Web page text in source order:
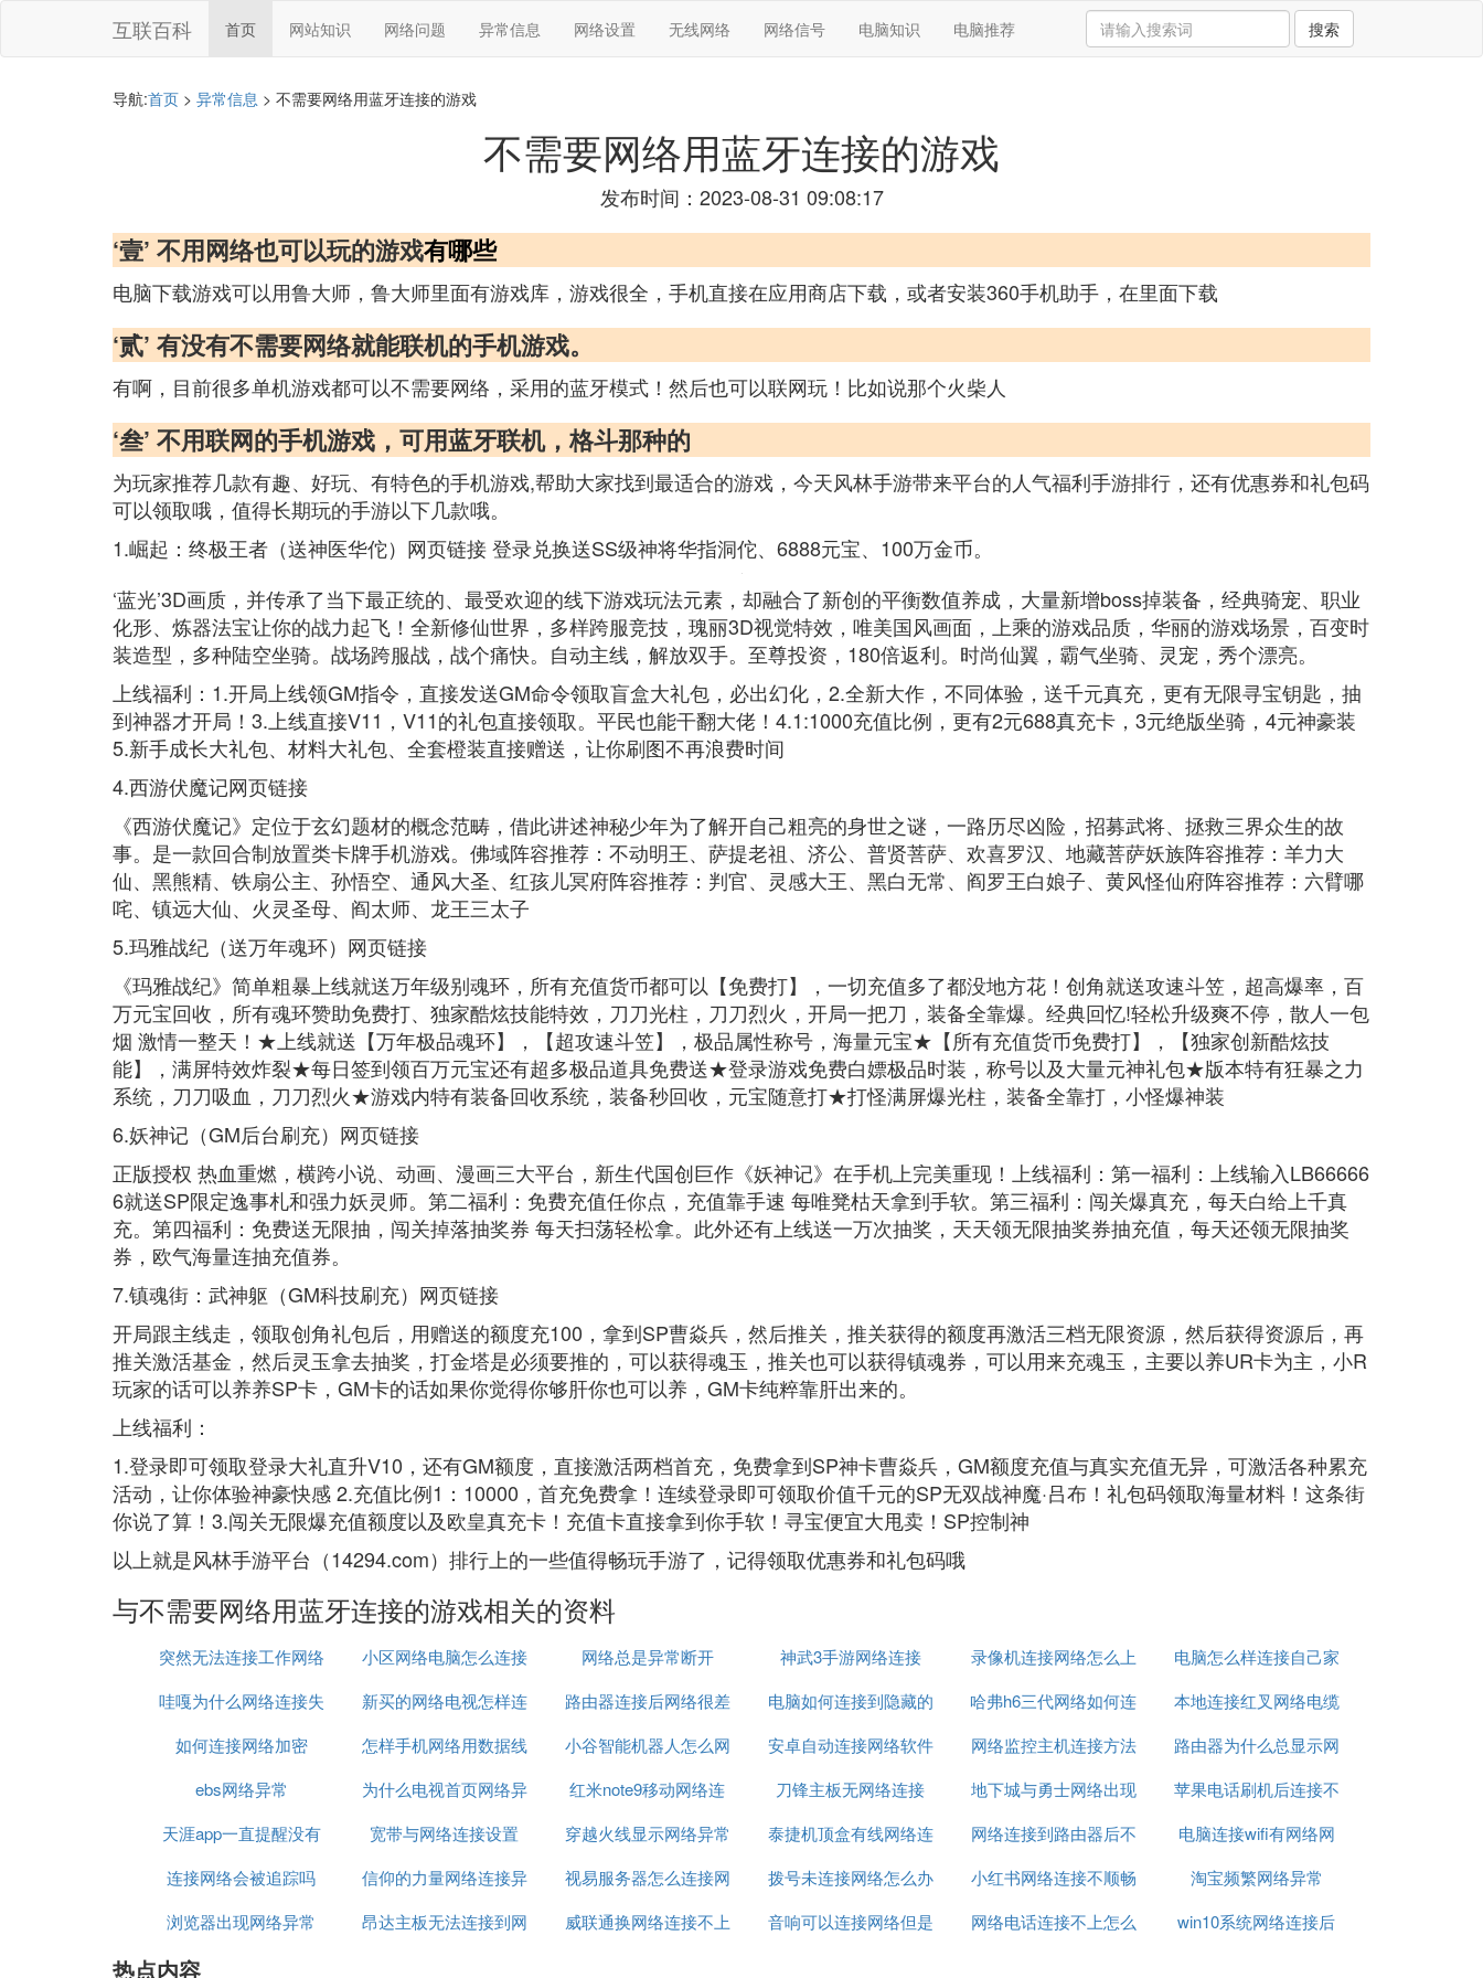
互联百科 首页 网站知识 网络问题 异常信息 网络设置 无线网络 网络信号 电脑知识 电脑推荐 搜索
导航:首页 > 异常信息 > 不需要网络用蓝牙连接的游戏
不需要网络用蓝牙连接的游戏
发布时间：2023-08-31 09:08:17
‘壹’ 不用网络也可以玩的游戏有哪些
电脑下载游戏可以用鲁大师，鲁大师里面有游戏库，游戏很全，手机直接在应用商店下载，或者安装360手机助手，在里面下载
‘贰’ 有没有不需要网络就能联机的手机游戏。
有啊，目前很多单机游戏都可以不需要网络，采用的蓝牙模式！然后也可以联网玩！比如说那个火柴人
‘叁’ 不用联网的手机游戏，可用蓝牙联机，格斗那种的
为玩家推荐几款有趣、好玩、有特色的手机游戏,帮助大家找到最适合的游戏，今天风林手游带来平台的人气福利手游排行，还有优惠券和礼包码
可以领取哦，值得长期玩的手游以下几款哦。
1.崛起：终极王者（送神医华佗）网页链接 登录兑换送SS级神将华指洞佗、6888元宝、100万金币。
‘蓝光’3D画质，并传承了当下最正统的、最受欢迎的线下游戏玩法元素，却融合了新创的平衡数值养成，大量新增boss掉装备，经典骑宠、职业
化形、炼器法宝让你的战力起飞！全新修仙世界，多样跨服竞技，瑰丽3D视觉特效，唯美国风画面，上乘的游戏品质，华丽的游戏场景，百变时
装造型，多种陆空坐骑。战场跨服战，战个痛快。自动主线，解放双手。至尊投资，180倍返利。时尚仙翼，霸气坐骑、灵宠，秀个漂亮。
上线福利：1.开局上线领GM指令，直接发送GM命令领取盲盒大礼包，必出幻化，2.全新大作，不同体验，送千元真充，更有无限寻宝钥匙，抽
到神器才开局！3.上线直接V11，V11的礼包直接领取。平民也能干翻大佬！4.1:1000充值比例，更有2元688真充卡，3元绝版坐骑，4元神豪装
5.新手成长大礼包、材料大礼包、全套橙装直接赠送，让你刷图不再浪费时间
4.西游伏魔记网页链接
《西游伏魔记》定位于玄幻题材的概念范畴，借此讲述神秘少年为了解开自己粗亮的身世之谜，一路历尽凶险，招募武将、拯救三界众生的故
事。是一款回合制放置类卡牌手机游戏。佛域阵容推荐：不动明王、萨提老祖、济公、普贤菩萨、欢喜罗汉、地藏菩萨妖族阵容推荐：羊力大
仙、黑熊精、铁扇公主、孙悟空、通风大圣、红孩儿冥府阵容推荐：判官、灵感大王、黑白无常、阎罗王白娘子、黄风怪仙府阵容推荐：六臂哪
咤、镇远大仙、火灵圣母、阎太师、龙王三太子
5.玛雅战纪（送万年魂环）网页链接
《玛雅战纪》简单粗暴上线就送万年级别魂环，所有充值货币都可以【免费打】，一切充值多了都没地方花！创角就送攻速斗笠，超高爆率，百
万元宝回收，所有魂环赞助免费打、独家酷炫技能特效，刀刀光柱，刀刀烈火，开局一把刀，装备全靠爆。经典回忆!轻松升级爽不停，散人一包
烟 激情一整天！★上线就送【万年极品魂环】，【超攻速斗笠】，极品属性称号，海量元宝★【所有充值货币免费打】，【独家创新酷炫技
能】，满屏特效炸裂★每日签到领百万元宝还有超多极品道具免费送★登录游戏免费白嫖极品时装，称号以及大量元神礼包★版本特有狂暴之力
系统，刀刀吸血，刀刀烈火★游戏内特有装备回收系统，装备秒回收，元宝随意打★打怪满屏爆光柱，装备全靠打，小怪爆神装
6.妖神记（GM后台刷充）网页链接
正版授权 热血重燃，横跨小说、动画、漫画三大平台，新生代国创巨作《妖神记》在手机上完美重现！上线福利：第一福利：上线输入LB66666
6就送SP限定逸事札和强力妖灵师。第二福利：免费充值任你点，充值靠手速 每唯凳枯天拿到手软。第三福利：闯关爆真充，每天白给上千真
充。第四福利：免费送无限抽，闯关掉落抽奖券 每天扫荡轻松拿。此外还有上线送一万次抽奖，天天领无限抽奖券抽充值，每天还领无限抽奖
券，欧气海量连抽充值券。
7.镇魂街：武神躯（GM科技刷充）网页链接
开局跟主线走，领取创角礼包后，用赠送的额度充100，拿到SP曹焱兵，然后推关，推关获得的额度再激活三档无限资源，然后获得资源后，再
推关激活基金，然后灵玉拿去抽奖，打金塔是必须要推的，可以获得魂玉，推关也可以获得镇魂券，可以用来充魂玉，主要以养UR卡为主，小R
玩家的话可以养养SP卡，GM卡的话如果你觉得你够肝你也可以养，GM卡纯粹靠肝出来的。
上线福利：
1.登录即可领取登录大礼直升V10，还有GM额度，直接激活两档首充，免费拿到SP神卡曹焱兵，GM额度充值与真实充值无异，可激活各种累充
活动，让你体验神豪快感 2.充值比例1：10000，首充免费拿！连续登录即可领取价值千元的SP无双战神魔·吕布！礼包码领取海量材料！这条街
你说了算！3.闯关无限爆充值额度以及欧皇真充卡！充值卡直接拿到你手软！寻宝便宜大甩卖！SP控制神
以上就是风林手游平台（14294.com）排行上的一些值得畅玩手游了，记得领取优惠券和礼包码哦
与不需要网络用蓝牙连接的游戏相关的资料
突然无法连接工作网络
小区网络电脑怎么连接
路由器
网络总是异常断开 神武3手游网络连接
录像机连接网络怎么上
网
电脑怎么样连接自己家
的网络
哇嘎为什么网络连接失
败
新买的网络电视怎样连
接网络
路由器连接后网络很差
电脑如何连接到隐藏的
网络
哈弗h6三代网络如何连
接
本地连接红叉网络电缆
被拔出
如何连接网络加密
怎样手机网络用数据线
连接给电脑
小谷智能机器人怎么网
络连接
安卓自动连接网络软件 网络监控主机连接方法
路由器为什么总显示网
络异常
ebs网络异常
为什么电视首页网络异
常
红米note9移动网络连
接不上
刀锋主板无网络连接
地下城与勇士网络出现
异常09
苹果电话刷机后连接不
上网络
天涯app一直提醒没有
网络连接
宽带与网络连接设置
穿越火线显示网络异常
安全
泰捷机顶盒有线网络连
接这样设置
网络连接到路由器后不
能上网
电脑连接wifi有网络网
页打不开
连接网络会被追踪吗
信仰的力量网络连接异
常
视易服务器怎么连接网
络
拨号未连接网络怎么办 小红书网络连接不顺畅
淘宝频繁网络异常
浏览器出现网络异常
昂达主板无法连接到网
威联通换网络连接不上
音响可以连接网络但是
网络电话连接不上怎么
win10系统网络连接后
热点内容